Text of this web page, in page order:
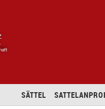
SÄTTEL